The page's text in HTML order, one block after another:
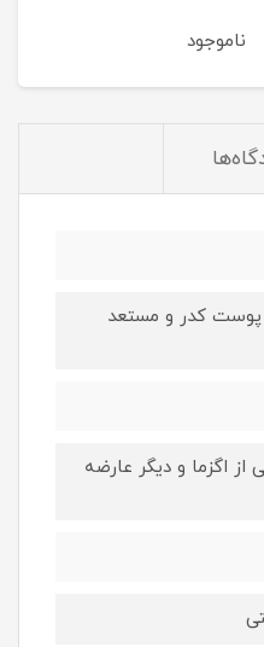
ناموجود
کدر و مستعد
اگزما و دیگر عارضه